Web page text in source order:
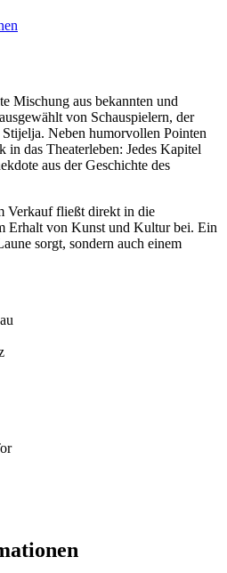
Mischung aus bekannten und
von Schauspielern, der
Neben humorvollen Pointen
in das Theaterleben: Jedes Kapitel
aus der Geschichte des
Verkauf fließt direkt in die
Erhalt von Kunst und Kultur bei. Ein
sorgt, sondern auch einem